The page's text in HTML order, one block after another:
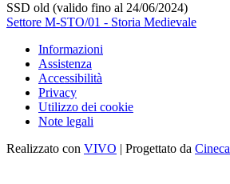
SSD old (valido fino al 24/06/2024)
Settore M-STO/01 - Storia Medievale
Informazioni
Assistenza
Accessibilità
Privacy
Utilizzo dei cookie
Note legali
Realizzato con VIVO | Progettato da Cineca